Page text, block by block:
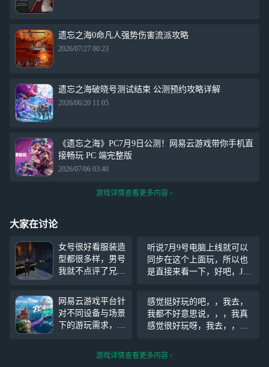
遗忘之海0命凡人强势伤害流派攻略
2026/07/27 00:23
遗忘之海破晓号测试结束 公测预约攻略详解
2026/06/20 11:05
《遗忘之海》PC7月9日公测！网易云游戏带你手机直
接畅玩 PC 端完整版
2026/07/06 03:40
游戏详情查看更多内容
大家在讨论
女号很好看服装造
型都很多样，男号
我就不点评了兄弟
玩法我只玩了一
个，感觉有点恶心
啊角色操控好滑
听说7月9号电脑上线就可以
同步在这个上面玩，所以也
是直接来看一下，好吧，Jok
网易云游戏平台针
对不同设备与场景
下的游玩需求，手
《遗忘之海》PC
端，用手机也能同
感觉挺好玩的吧，，我去，
我都不好意思说，，，我真
感觉很好玩呀，我去，，哦
美啊，我去。，，不要骂我
游戏详情查看更多内容